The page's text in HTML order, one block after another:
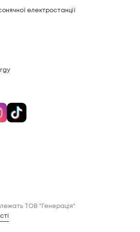
електростанції
ТОВ "Генерація"